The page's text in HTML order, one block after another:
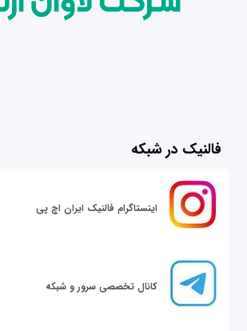
فالنیک در شبکه
اینستاگرام فالنیک ایران اچ پی
کانال تخصصی سرور و شبکه